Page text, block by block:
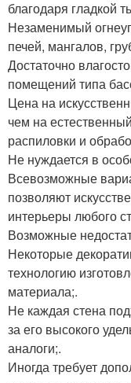
благодаря гладкой
Незаменимый
печей, мангалов,
Достаточно
помещений типа
Цена на
чем на
распиловки и
Не нуждается в
Всевозможные
позволяют
интерьеры любого
Возможные
Некоторые
технологию
материала;.
Не каждая стена
за его высокого
аналоги;.
Иногда требует